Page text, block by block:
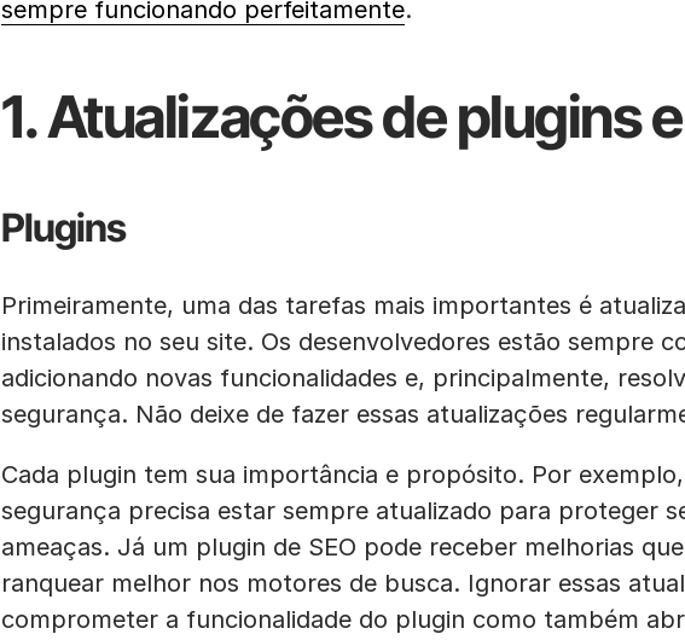
sempre funcionando perfeitamente.
1. Atualizações de plugins
Plugins
Primeiramente, uma das tarefas mais importantes é
instalados no seu site. Os desenvolvedores estão sempre
adicionando novas funcionalidades e, principalmente,
segurança. Não deixe de fazer essas atualizações
Cada plugin tem sua importância e propósito. Por
segurança precisa estar sempre atualizado para proteger
ameaças. Já um plugin de SEO pode receber melhorias
ranquear melhor nos motores de busca. Ignorar essas
comprometer a funcionalidade do plugin como também